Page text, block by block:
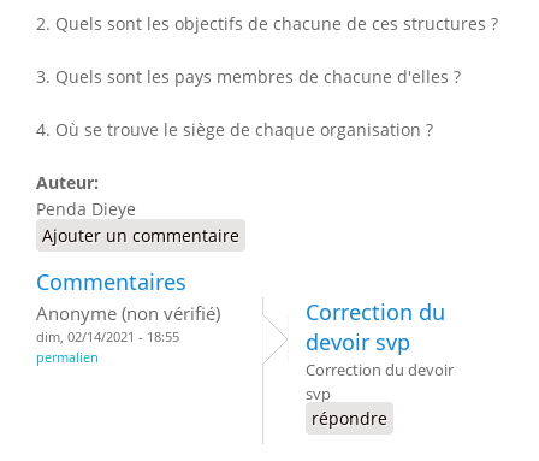
2. Quels sont les objectifs de chacune de ces structures ?
3. Quels sont les pays membres de chacune d'elles ?
4. Où se trouve le siège de chaque organisation ?
Auteur:
Penda Dieye
Ajouter un commentaire
Commentaires
Anonyme (non vérifié)
dim, 02/14/2021 - 18:55
permalien
Correction du
devoir svp
Correction du devoir
svp
répondre